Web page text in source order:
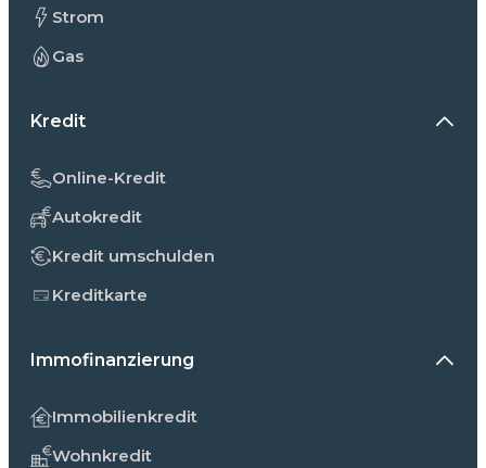
Strom
Gas
Kredit
Online-Kredit
Autokredit
Kredit umschulden
Kreditkarte
Immofinanzierung
Immobilienkredit
Wohnkredit